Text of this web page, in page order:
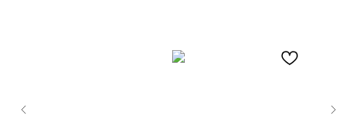
Серия для улицы